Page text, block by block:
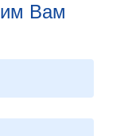
Вам